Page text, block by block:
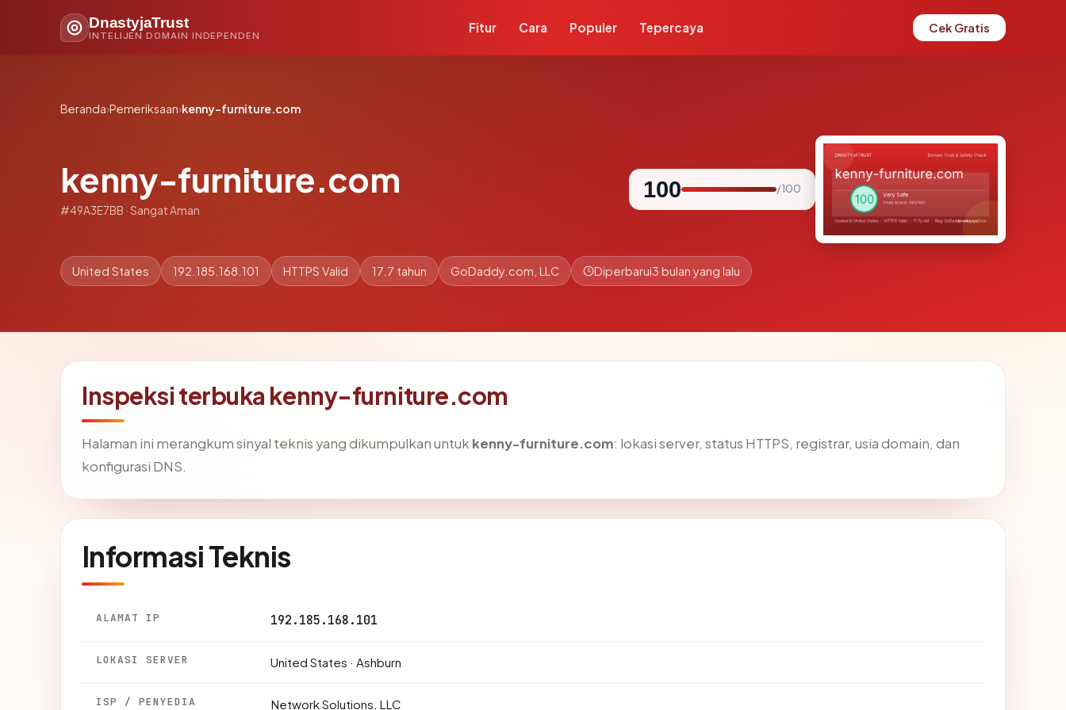
DnastyjaTrust
INTELIJEN DOMAIN INDEPENDEN
Fitur Cara Populer Tepercaya Cek Gratis
Beranda›Pemeriksaan›kenny-furniture.com
kenny-furniture.com
#49A3E7BB · Sangat Aman
100 / 100
United States 192.185.168.101 HTTPS Valid 17.7 tahun GoDaddy.com, LLC Diperbarui3 bulan yang lalu
Inspeksi terbuka kenny-furniture.com
Halaman ini merangkum sinyal teknis yang dikumpulkan untuk kenny-furniture.com: lokasi server, status HTTPS, registrar, usia domain, dan
konfigurasi DNS.
Informasi Teknis
ALAMAT IP 192.185.168.101
LOKASI SERVER United States · Ashburn
ISP / PENYEDIA Network Solutions, LLC